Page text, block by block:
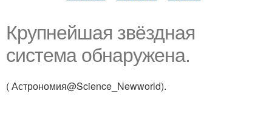
Крупнейшая звёздная
система обнаружена.
( Астрономия@Science_Newworld).